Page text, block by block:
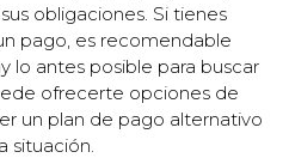
obligaciones. Si tienes
pago, es recomendable
lo antes posible para buscar
ofrecerte opciones de
un plan de pago alternativo
situación.